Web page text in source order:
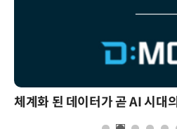
체계화 된 데이터가 곧 AI 시대